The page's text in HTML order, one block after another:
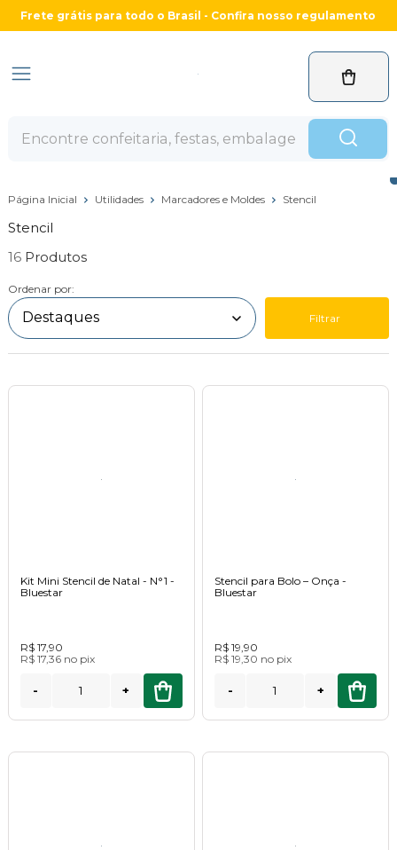
Frete grátis para todo o Brasil - Confira nosso regulamento
Página Inicial Utilidades Marcadores e Moldes Stencil
Stencil
16
Ordenar por:
Filtrar
Kit Mini Stencil de Natal - N°1 -
Bluestar
R$ 17,90
R$ 17,36 no pix
- +
Stencil para Bolo – Onça -
Bluestar
R$ 19,90
R$ 19,30 no pix
- +